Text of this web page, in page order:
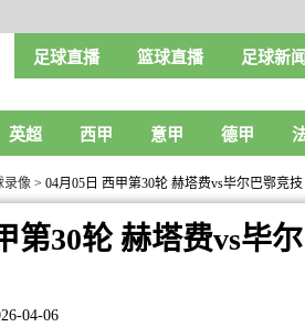
足球直播 篮球直播 足球新闻
英超 西甲 意甲 德甲
录像 > 04月05日 西甲第30轮 赫塔费vs毕尔巴鄂竞
第30轮 赫塔费vs毕
04-06